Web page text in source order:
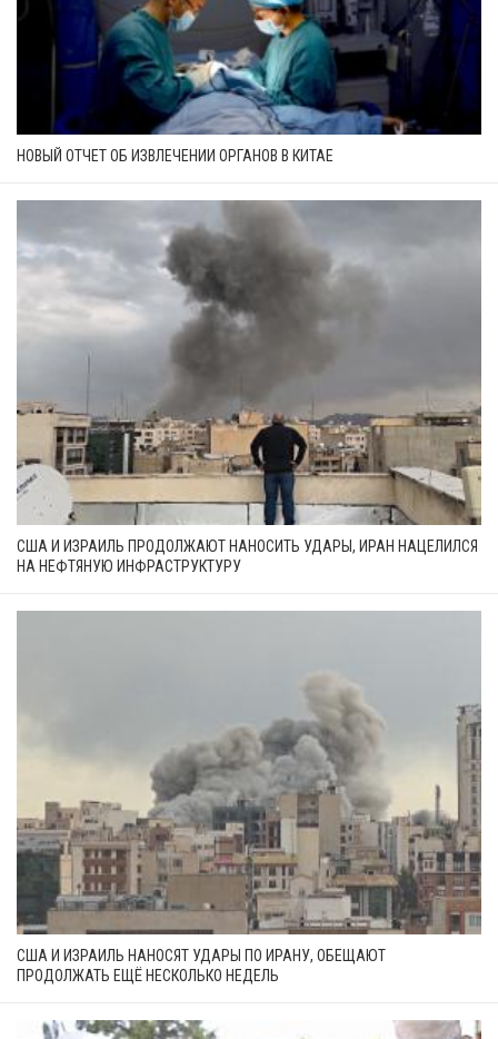
НОВЫЙ ОТЧЕТ ОБ ИЗВЛЕЧЕНИИ ОРГАНОВ В КИТАЕ
США И ИЗРАИЛЬ ПРОДОЛЖАЮТ НАНОСИТЬ УДАРЫ, ИРАН НАЦЕЛИЛСЯ
НА НЕФТЯНУЮ ИНФРАСТРУКТУРУ
США И ИЗРАИЛЬ НАНОСЯТ УДАРЫ ПО ИРАНУ, ОБЕЩАЮТ
ПРОДОЛЖАТЬ ЕЩЁ НЕСКОЛЬКО НЕДЕЛЬ